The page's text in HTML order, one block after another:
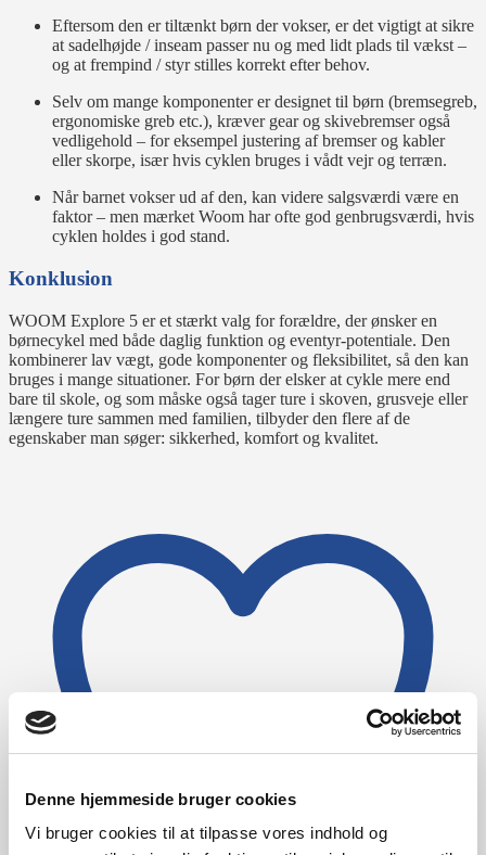
Denne hjemmeside bruger cookies
Vi bruger cookies til at tilpasse vores indhold og
Eftersom den er tiltænkt børn der vokser, er det vigtigt at sikre
at sadelhøjde / inseam passer nu og med lidt plads til vækst –
og at frempind / styr stilles korrekt efter behov.
Selv om mange komponenter er designet til børn (bremsegreb,
ergonomiske greb etc.), kræver gear og skivebremser også
vedligehold – for eksempel justering af bremser og kabler
eller skorpe, især hvis cyklen bruges i vådt vejr og terræn.
Når barnet vokser ud af den, kan videre salgsværdi være en
faktor – men mærket Woom har ofte god genbrugsværdi, hvis
cyklen holdes i god stand.
Konklusion
WOOM Explore 5 er et stærkt valg for forældre, der ønsker en
børnecykel med både daglig funktion og eventyr-potentiale. Den
kombinerer lav vægt, gode komponenter og fleksibilitet, så den kan
bruges i mange situationer. For børn der elsker at cykle mere end
bare til skole, og som måske også tager ture i skoven, grusveje eller
længere ture sammen med familien, tilbyder den flere af de
egenskaber man søger: sikkerhed, komfort og kvalitet.